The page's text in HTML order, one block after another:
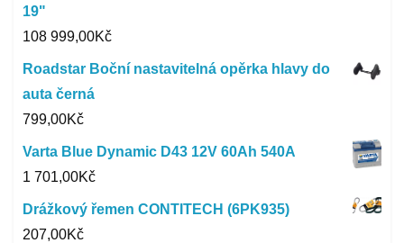
19"
108 999,00Kč
Roadstar Boční nastavitelná opěrka hlavy do
auta černá
799,00Kč
Varta Blue Dynamic D43 12V 60Ah 540A
1 701,00Kč
Drážkový řemen CONTITECH (6PK935)
207,00Kč